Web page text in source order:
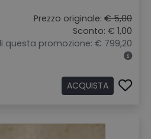
Prezzo originale: € 5,00
Sconto: € 1,00
questa promozione: € 799,20
ACQUISTA